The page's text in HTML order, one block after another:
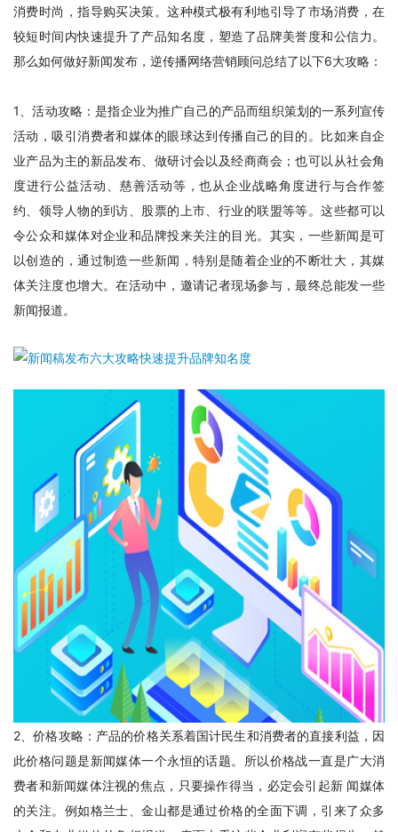
消费时尚，指导购买决策。这种模式极有利地引导了市场消费，在
较短时间内快速提升了产品知名度，塑造了品牌美誉度和公信力。
那么如何做好新闻发布，逆传播网络营销顾问总结了以下6大攻略：
1、活动攻略：是指企业为推广自己的产品而组织策划的一系列宣传
活动，吸引消费者和媒体的眼球达到传播自己的目的。比如来自企
业产品为主的新品发布、做研讨会以及经商商会；也可以从社会角
度进行公益活动、慈善活动等，也从企业战略角度进行与合作签
约、领导人物的到访、股票的上市、行业的联盟等等。这些都可以
令公众和媒体对企业和品牌投来关注的目光。其实，一些新闻是可
以创造的，通过制造一些新闻，特别是随着企业的不断壮大，其媒
体关注度也增大。在活动中，邀请记者现场参与，最终总能发一些
新闻报道。
2、价格攻略：产品的价格关系着国计民生和消费者的直接利益，因
此价格问题是新闻媒体一个永恒的话题。所以价格战一直是广大消
费者和新闻媒体注视的焦点，只要操作得当，必定会引起新 闻媒体
的关注。例如格兰士、金山都是通过价格的全面下调，引来了众多